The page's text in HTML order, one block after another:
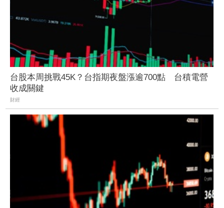
台股本周挑戰45K？台指期夜盤漲逾700點 台積電營
收成關鍵
財經